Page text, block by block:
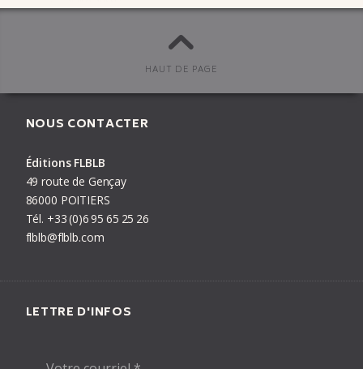
Des sauvages parmi nous
PRÉCÉDENT
HAUT DE PAGE
NOUS CONTACTER
Éditions FLBLB
49 route de Gençay
86000 POITIERS
Tél. +33(0)695 65 25 26
flblb@flblb.com
LETTRE D'INFOS